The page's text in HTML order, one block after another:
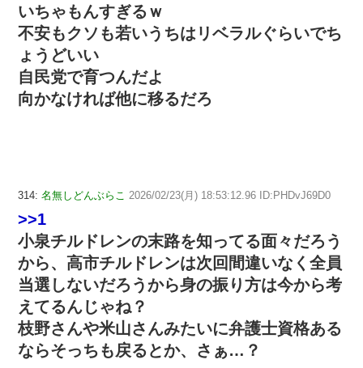
いちゃもんすぎるｗ
不安もクソも若いうちはリベラルぐらいでち
ょうどいい
自民党で育つんだよ
向かなければ他に移るだろ
314: 名無しどんぶらこ 2026/02/23(月) 18:53:12.96 ID:PHDvJ69D0
>>1
小泉チルドレンの末路を知ってる面々だろう
から、高市チルドレンは次回間違いなく全員
当選しないだろうから身の振り方は今から考
えてるんじゃね？
枝野さんや米山さんみたいに弁護士資格ある
ならそっちも戻るとか、さぁ…？